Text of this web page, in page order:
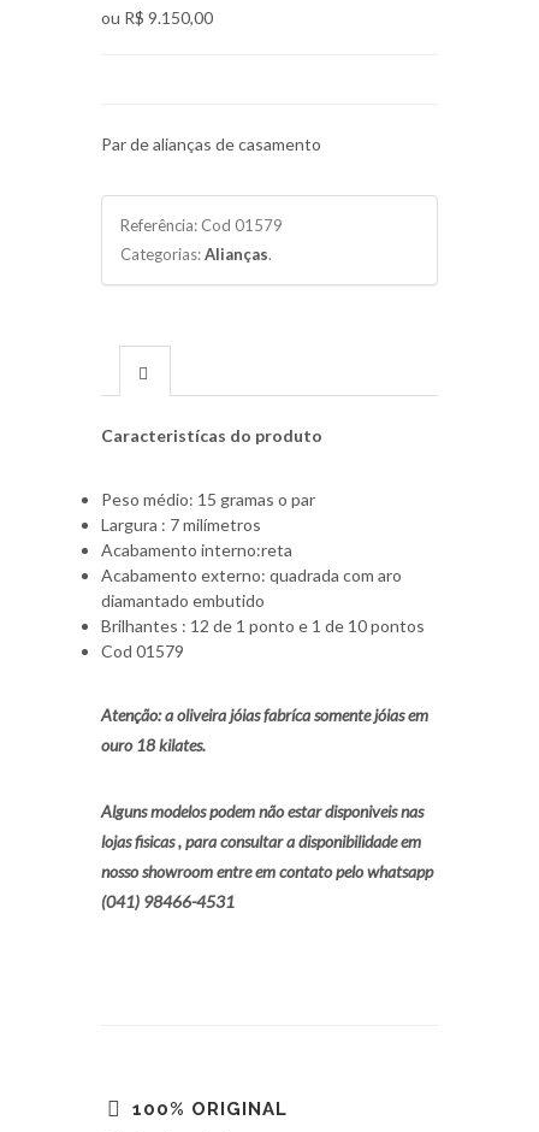
ou R$ 9.150,00
Par de alianças de casamento
Referência: Cod 01579
Categorias:Alianças.
Caracteristícas do produto
Peso médio: 15 gramas o par
Largura : 7 milímetros
Acabamento interno:reta
Acabamento externo: quadrada com aro
diamantado embutido
Brilhantes : 12 de 1 ponto e 1 de 10 pontos
Cod 01579
Atenção: a oliveira jóias fabríca somente jóias em
ouro 18 kilates.
Alguns modelos podem não estar disponiveis nas
lojas fisicas , para consultar a disponibilidade em
nosso showroom entre em contato pelo whatsapp
(041) 98466-4531
100% ORIGINAL